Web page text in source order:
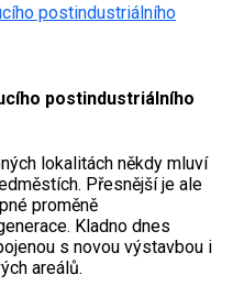
postindustriálního
postindustriálního
lokalitách někdy mluví
Přesnější je ale
proměně
Kladno dnes
s novou výstavbou i
areálů.